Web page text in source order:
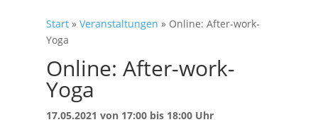
Start » Veranstaltungen » Online: After-work-
Yoga
Online: After-work-
Yoga
17.05.2021 von 17:00 bis 18:00 Uhr